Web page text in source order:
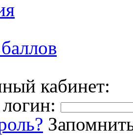
баллов
кабинет: